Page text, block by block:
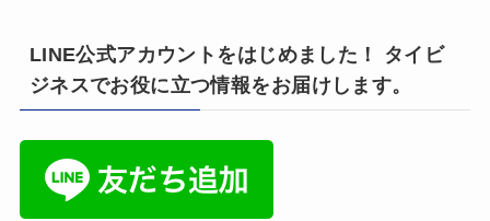
LINE公式アカウントをはじめました！ タイビ
ジネスでお役に立つ情報をお届けします。